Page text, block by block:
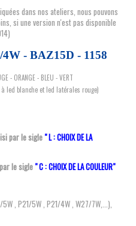
dans nos ateliers, nous pouvons
si une version n'est pas disponible
- BAZ15D - 1158
- ORANGE - BLEU - VERT
led blanche et led latérales rouge)
par le sigle " L : CHOIX DE LA
le sigle " C : CHOIX DE LA COULEUR"
5W , P21/5W , P21/4W , W27/7W,...),